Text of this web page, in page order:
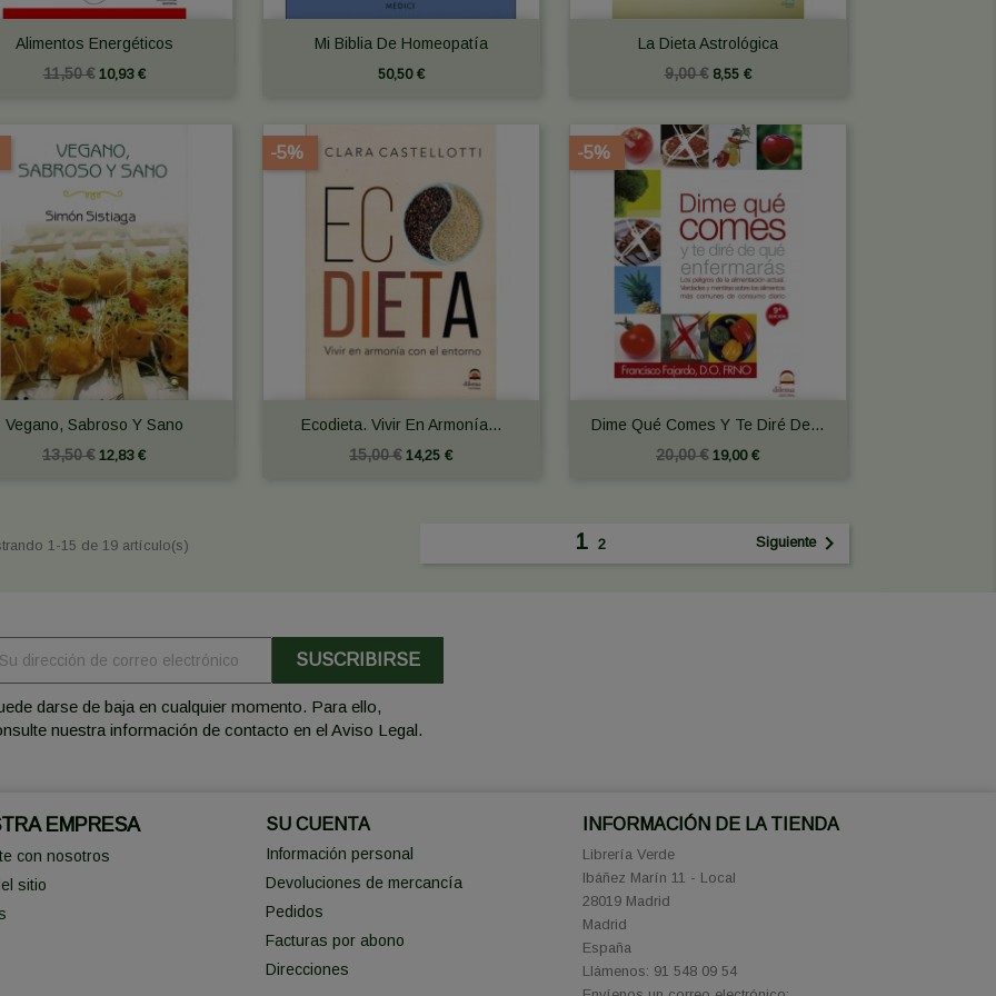
Alimentos Energéticos
11,50 € 10,93 €
Vista rápida Mi Biblia De Homeopatía
50,50 €
Vista rápida
La Dieta Astrológica
9,00 € 8,55 €
Vista rápida
Vegano, Sabroso Y Sano
13,50 € 12,83 €
Vista rápida
Ecodieta. Vivir En Armonía...
15,00 € 14,25 €
-5%
Vista rápida
Dime Qué Comes Y Te Diré De...
20,00 € 19,00 €
-5%
Vista rápida
1-15 de 19 artículo(s) 1 2 Siguiente
darse de baja en cualquier momento. Para ello,
nuestra información de contacto en el Aviso Legal.
EMPRESA
con nosotros
sitio
SU CUENTA
Información personal
Devoluciones de mercancía
Pedidos
Facturas por abono
Direcciones
INFORMACIÓN DE LA TIENDA
Librería Verde
Ibáñez Marín 11 - Local
28019 Madrid
Madrid
España
Llámenos: 91 548 09 54